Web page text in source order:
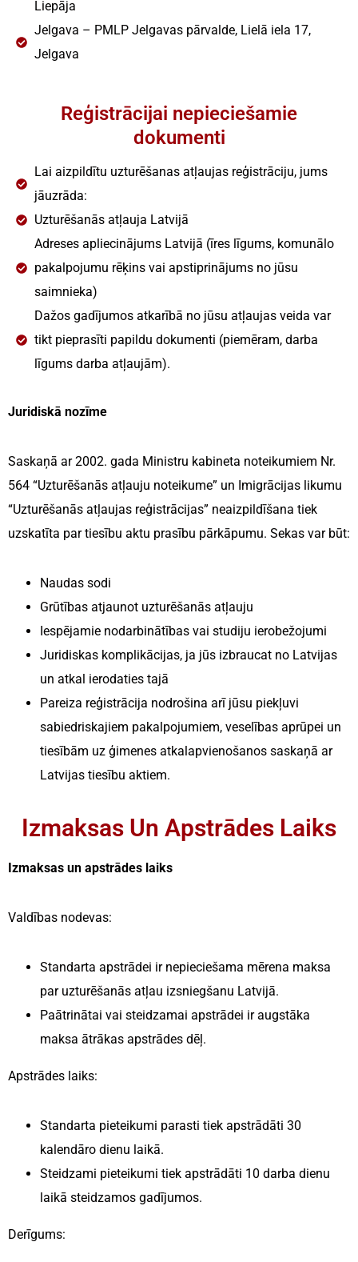
Liepāja
Jelgava – PMLP Jelgavas pārvalde, Lielā iela 17,
Jelgava
Reģistrācijai nepieciešamie
dokumenti
Lai aizpildītu uzturēšanas atļaujas reģistrāciju, jums
jāuzrāda:
Uzturēšanās atļauja Latvijā
Adreses apliecinājums Latvijā (īres līgums, komunālo
pakalpojumu rēķins vai apstiprinājums no jūsu
saimnieka)
Dažos gadījumos atkarībā no jūsu atļaujas veida var
tikt pieprasīti papildu dokumenti (piemēram, darba
līgums darba atļaujām).
Juridiskā nozīme
Saskaņā ar 2002. gada Ministru kabineta noteikumiem Nr.
564 “Uzturēšanās atļauju noteikume” un Imigrācijas likumu
“Uzturēšanās atļaujas reģistrācijas” neaizpildīšana tiek
uzskatīta par tiesību aktu prasību pārkāpumu. Sekas var būt:
Naudas sodi
Grūtības atjaunot uzturēšanās atļauju
Iespējamie nodarbinātības vai studiju ierobežojumi
Juridiskas komplikācijas, ja jūs izbraucat no Latvijas
un atkal ierodaties tajā
Pareiza reģistrācija nodrošina arī jūsu piekļuvi
sabiedriskajiem pakalpojumiem, veselības aprūpei un
tiesībām uz ģimenes atkalapvienošanos saskaņā ar
Latvijas tiesību aktiem.
Izmaksas Un Apstrādes Laiks
Izmaksas un apstrādes laiks
Valdības nodevas:
Standarta apstrādei ir nepieciešama mērena maksa
par uzturēšanās atļau izsniegšanu Latvijā.
Paātrinātai vai steidzamai apstrādei ir augstāka
maksa ātrākas apstrādes dēļ.
Apstrādes laiks:
Standarta pieteikumi parasti tiek apstrādāti 30
kalendāro dienu laikā.
Steidzami pieteikumi tiek apstrādāti 10 darba dienu
laikā steidzamos gadījumos.
Derīgums: